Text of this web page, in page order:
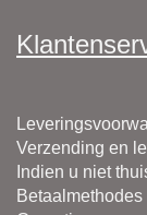
Verzending en
Indien u niet
Betaalmethodes